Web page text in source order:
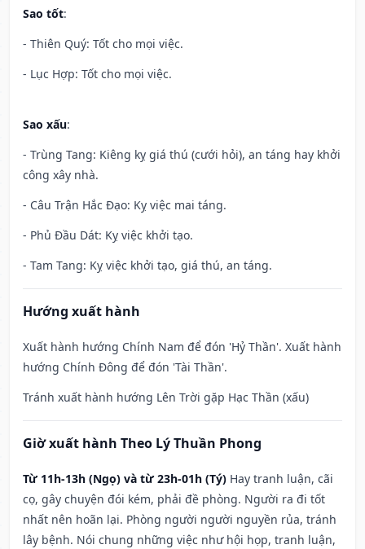
Sao tốt:
- Thiên Quý: Tốt cho mọi việc.
- Lục Hợp: Tốt cho mọi việc.
Sao xấu:
- Trùng Tang: Kiêng kỵ giá thú (cưới hỏi), an táng hay khởi
công xây nhà.
- Câu Trận Hắc Đạo: Kỵ việc mai táng.
- Phủ Đầu Dát: Kỵ việc khởi tạo.
- Tam Tang: Kỵ việc khởi tạo, giá thú, an táng.
Hướng xuất hành
Xuất hành hướng Chính Nam để đón 'Hỷ Thần'. Xuất hành
hướng Chính Đông để đón 'Tài Thần'.
Tránh xuất hành hướng Lên Trời gặp Hạc Thần (xấu)
Giờ xuất hành Theo Lý Thuần Phong
Từ 11h-13h (Ngọ) và từ 23h-01h (Tý) Hay tranh luận, cãi
cọ, gây chuyện đói kém, phải đề phòng. Người ra đi tốt
nhất nên hoãn lại. Phòng người người nguyền rủa, tránh
lây bệnh. Nói chung những việc như hội họp, tranh luận,